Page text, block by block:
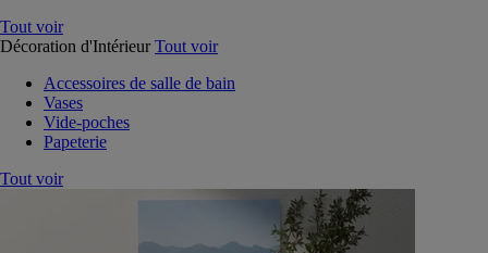
Tout voir
Décoration d'Intérieur Tout voir
Accessoires de salle de bain
Vases
Vide-poches
Papeterie
Tout voir